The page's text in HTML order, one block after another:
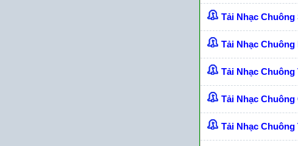
Tải Nhạc Chuông
Tải Nhạc
Tải Nhạc Chuông
Tải Nhạc Chuông
Tải Nhạc Chuông